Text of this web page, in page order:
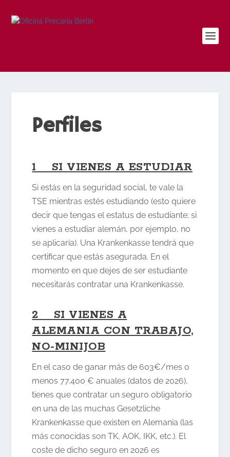
Perfiles
1 SI VIENES A ESTUDIAR
Si estás en la seguridad social, te vale la
TSE mientras estés estudiando (esto quiere
decir que tengas el estatus de estudiante; si
vienes a estudiar alemán, por ejemplo, no
se aplicaría). Una Krankenkasse tendrá que
certificar que estás asegurada. En el
momento en que dejes de ser estudiante
necesitarás contratar una Krankenkasse.
2 SI VIENES A
ALEMANIA CON TRABAJO,
NO-MINIJOB
En el caso de ganar más de 603€/mes o
menos 77.400 € anuales (datos de 2026),
tienes que contratar un seguro obligatorio
en una de las muchas Gesetzliche
Krankenkasse que existen en Alemania (las
más conocidas son TK, AOK, IKK, etc.). El
coste de dicho seguro en 2026 es